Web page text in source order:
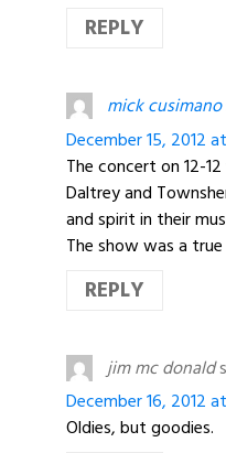
REPLY
mick cusimano
December 15, 2012
The concert on 12-
Daltrey and
and spirit in their
The show was a
REPLY
jim mc donald
December 16, 2012
Oldies, but goodies.